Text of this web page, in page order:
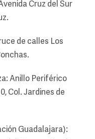
Cruz del Sur
de calles Los
Anillo Periférico
Col. Jardines de
Guadalajara):